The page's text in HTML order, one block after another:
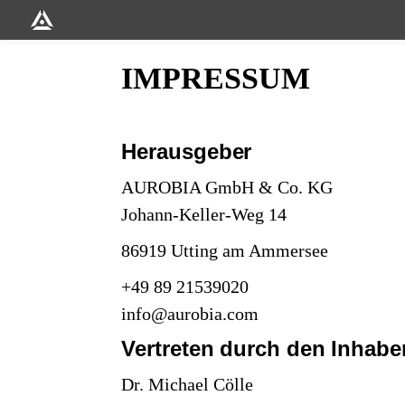
IMPRESSUM
Herausgeber
AUROBIA GmbH & Co. KG
Johann-Keller-Weg 14
86919 Utting am Ammersee
+49 89 21539020
info@aurobia.com
Vertreten durch den
Dr. Michael Cölle